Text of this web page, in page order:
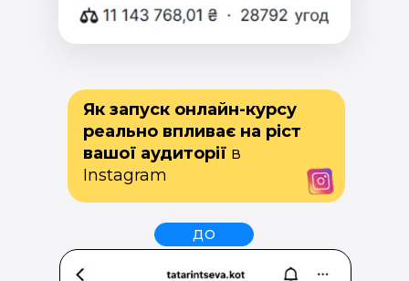
Як запуск онлайн-курсу
реально впливає на ріст
вашої аудиторії в
Instagram
ДО